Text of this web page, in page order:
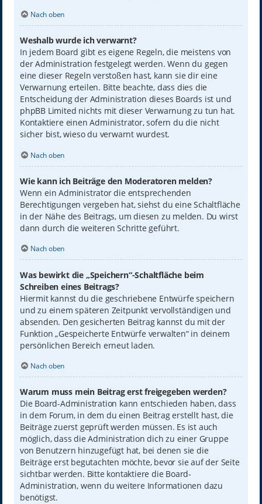
Nach oben
Weshalb wurde ich verwarnt?
In jedem Board gibt es eigene Regeln, die meistens von
der Administration festgelegt werden. Wenn du gegen
eine dieser Regeln verstoßen hast, kann sie dir eine
Verwarnung erteilen. Bitte beachte, dass dies die
Entscheidung der Administration dieses Boards ist und
phpBB Limited nichts mit dieser Verwarnung zu tun hat.
Kontaktiere einen Administrator, sofern du die nicht
sicher bist, wieso du verwarnt wurdest.
Nach oben
Wie kann ich Beiträge den Moderatoren melden?
Wenn ein Administrator die entsprechenden
Berechtigungen vergeben hat, siehst du eine Schaltfläche
in der Nähe des Beitrags, um diesen zu melden. Du wirst
dann durch die weiteren Schritte geführt.
Nach oben
Was bewirkt die „Speichern“-Schaltfläche beim
Schreiben eines Beitrags?
Hiermit kannst du die geschriebene Entwürfe speichern
und zu einem späteren Zeitpunkt vervollständigen und
absenden. Den gesicherten Beitrag kannst du mit der
Funktion „Gespeicherte Entwürfe verwalten“ in deinem
persönlichen Bereich erneut laden.
Nach oben
Warum muss mein Beitrag erst freigegeben werden?
Die Board-Administration kann entschieden haben, dass
in dem Forum, in dem du einen Beitrag erstellt hast, die
Beiträge zuerst geprüft werden müssen. Es ist auch
möglich, dass die Administration dich zu einer Gruppe
von Benutzern hinzugefügt hat, bei denen sie die
Beiträge erst begutachten möchte, bevor sie auf der Seite
sichtbar werden. Bitte kontaktiere die Board-
Administration, wenn du weitere Informationen dazu
benötigst.